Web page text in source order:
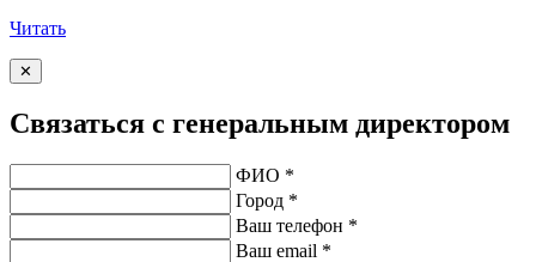
Читать
✕
Связаться с генеральным директором
ФИО *
Город *
Ваш телефон *
Ваш email *